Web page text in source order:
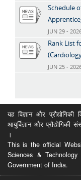
Schedule
JUN 29 -
Rank List
JUN 25 -
यह विज्ञान और
आयुर्विज्ञान और
।
This is the official
Sciences &
Government of India.